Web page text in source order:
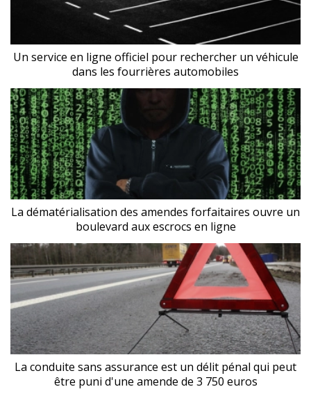
Un service en ligne officiel pour rechercher un véhicule
dans les fourrières automobiles
La dématérialisation des amendes forfaitaires ouvre un
boulevard aux escrocs en ligne
La conduite sans assurance est un délit pénal qui peut
être puni d'une amende de 3 750 euros